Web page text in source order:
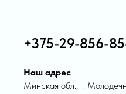
+375-29-856-
Наш адрес
Минская обл., г.